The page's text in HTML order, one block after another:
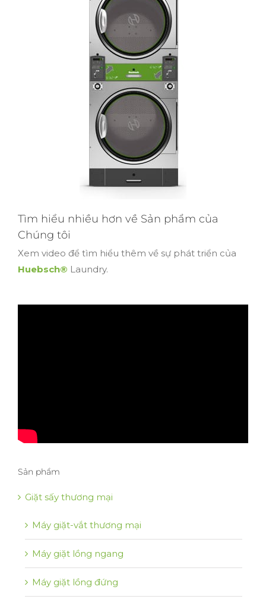
Tìm hiểu nhiều hơn về Sản phẩm của
Chúng tôi
Xem video để tìm hiểu thêm về sự phát triển của
Huebsch® Laundry.
Sản phẩm
Giặt sấy thương mại
Máy giặt-vắt thương mại
Máy giặt lồng ngang
Máy giặt lồng đứng